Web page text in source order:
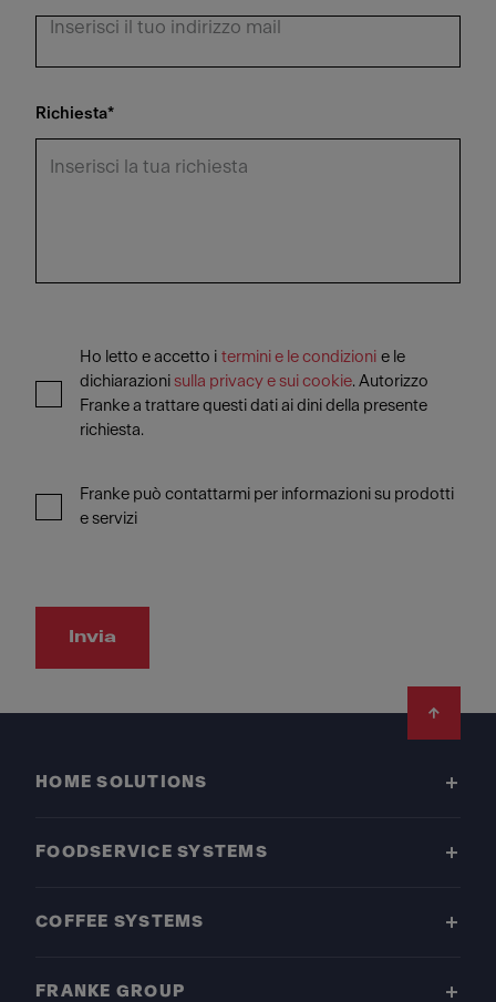
Richiesta*
Ho letto e accetto i termini e le condizioni e le
dichiarazioni sulla privacy e sui cookie. Autorizzo
Franke a trattare questi dati ai dini della presente
richiesta.
Franke può contattarmi per informazioni su prodotti
e servizi
Invia
HOME SOLUTIONS
FOODSERVICE SYSTEMS
COFFEE SYSTEMS
FRANKE GROUP